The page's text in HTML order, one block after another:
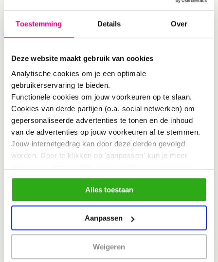
Toestemming Details Over
Deze website maakt gebruik van cookies
Analytische cookies om je een optimale
gebruikerservaring te bieden.
Functionele cookies om jouw voorkeuren op te slaan.
Cookies van derde partijen (o.a. social netwerken) om
gepersonaliseerde advertenties te tonen en de inhoud
van de advertenties op jouw voorkeuren af te stemmen.
Jouw internetgedrag kan door deze derden gevolgd
worden. Door te klikken op 'aanpassen' kun je meer
Door op 'Alles toestaan' te klikken, ga je akkoord met het
gebruik van alle cookies zoals omschreven in
onscookiebeleid.
Alles toestaan
Aanpassen
Weigeren
Eerlijker verdelen
internationaal netwerk en puttend uit
eigen onderzoek, nam het lab ook de
inhoudelijke invulling van de
vervolgsessies op zich. Amsterdam-
Noord bleek een prima proeftuin te zijn
voor duurzaam toerisme, waarbij de
worden verdeeld onder iedereen die
omliggende gebieden, zoals het Twiske,
de Beemster en Zeeburg (met het
Sluislab) zijn inmiddels aangehaakt. De